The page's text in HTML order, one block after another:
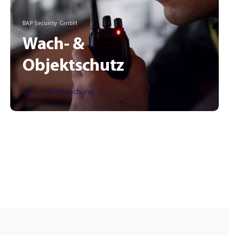
BAP Security GmbH
Wach- &
Objektschutz
Schutz & Bewachung